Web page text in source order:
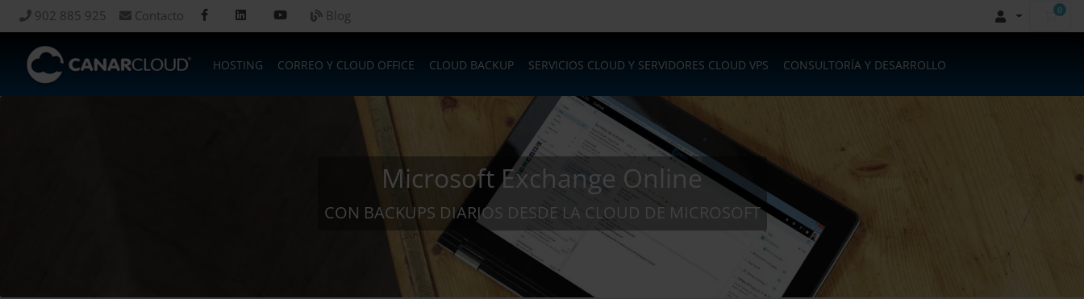
902 885 925 Contacto Blog 0
HOSTING CORREO Y CLOUD OFFICE CLOUD BACKUP SERVICIOS CLOUD Y SERVIDORES CLOUD VPS CONSULTORÍA Y DESARROLLO
Microsoft Exchange Online
CON BACKUPS DIARIOS DESDE LA CLOUD DE MICROSOFT